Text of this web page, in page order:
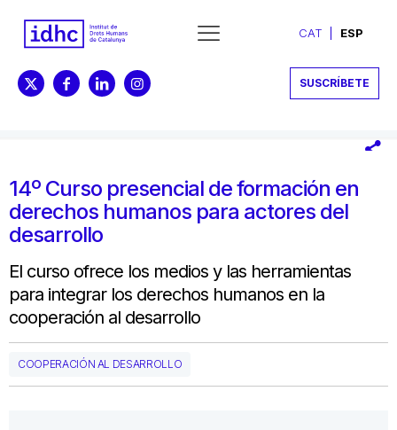
CAT ESP
SUSCRÍBETE
14º Curso presencial de formación en
derechos humanos para actores del
desarrollo
El curso ofrece los medios y las herramientas
para integrar los derechos humanos en la
cooperación al desarrollo
COOPERACIÓN AL DESARROLLO